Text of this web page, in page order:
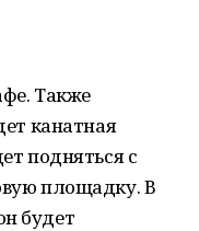
Также
канатная
подняться с
площадку. В
будет